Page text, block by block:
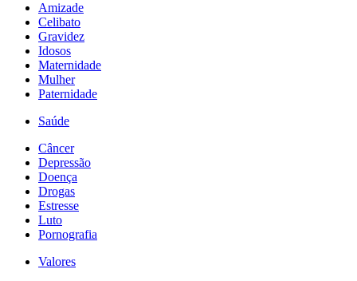
Amizade
Celibato
Gravidez
Idosos
Maternidade
Mulher
Paternidade
Saúde
Câncer
Depressão
Doença
Drogas
Estresse
Luto
Pornografia
Valores